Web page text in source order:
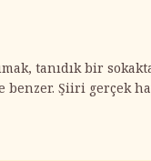
tanıdık bir
benzer. Şiiri gerçek